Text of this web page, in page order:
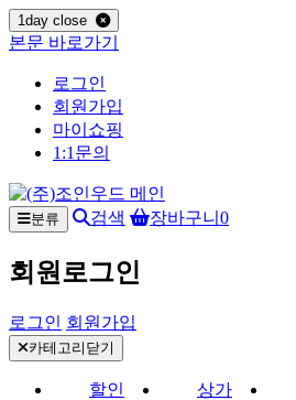
1day close
본문 바로가기
로그인
회원가입
마이쇼핑
1:1문의
분류 검색 장바구니 0
회원로그인
로그인 회원가입
카테고리닫기
할인 상가